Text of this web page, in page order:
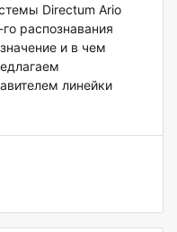
Directum Ario
распознавания
и в чем
линейки